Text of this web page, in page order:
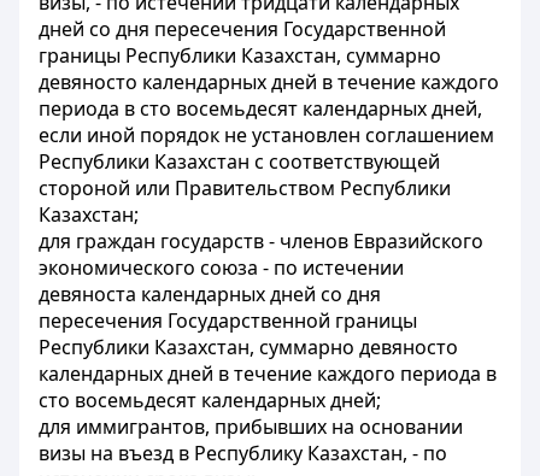
дней со дня пересечения Государственной
границы Республики Казахстан, суммарно
девяносто календарных дней в течение каждого
периода в сто восемьдесят календарных дней,
если иной порядок не установлен соглашением
Республики Казахстан с соответствующей
стороной или Правительством Республики
Казахстан;
для граждан государств - членов Евразийского
экономического союза - по истечении
девяноста календарных дней со дня
пересечения Государственной границы
Республики Казахстан, суммарно девяносто
календарных дней в течение каждого периода в
сто восемьдесят календарных дней;
для иммигрантов, прибывших на основании
визы на въезд в Республику Казахстан, - по